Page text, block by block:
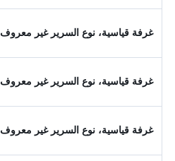
غرفة قياسية، نوع السرير غير معروف
غرفة قياسية، نوع السرير غير معروف
غرفة قياسية، نوع السرير غير معروف